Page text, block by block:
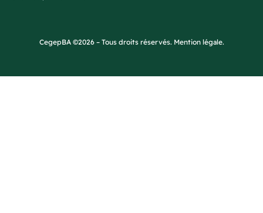
CegepBA ©2026 – Tous droits réservés. Mention légale.